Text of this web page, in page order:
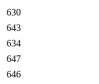
630
643
634
647
646